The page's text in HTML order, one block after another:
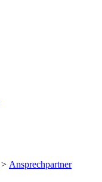
> Ansprechpartner